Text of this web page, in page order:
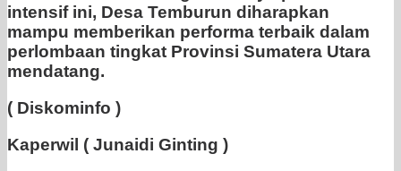
intensif ini, Desa Temburun diharapkan
mampu memberikan performa terbaik dalam
perlombaan tingkat Provinsi Sumatera Utara
mendatang.
( Diskominfo )
Kaperwil ( Junaidi Ginting )